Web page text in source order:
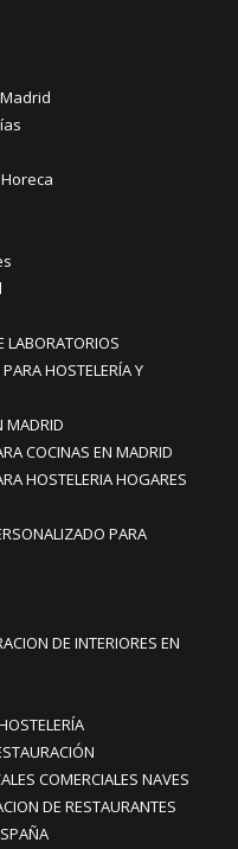
LABORATORIOS
HOSTELERÍA Y
MADRID
COCINAS EN MADRID
HOSTELERIA HOGARES
PARA
DE INTERIORES EN
COMERCIALES NAVES
DE RESTAURANTES